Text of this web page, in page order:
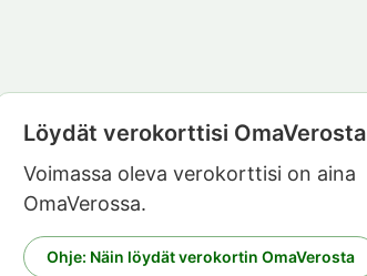
Löydät verokorttisi OmaVerosta
Voimassa oleva verokorttisi on aina
OmaVerossa.
Ohje: Näin löydät verokortin OmaVerosta